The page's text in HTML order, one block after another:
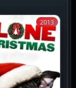
2013